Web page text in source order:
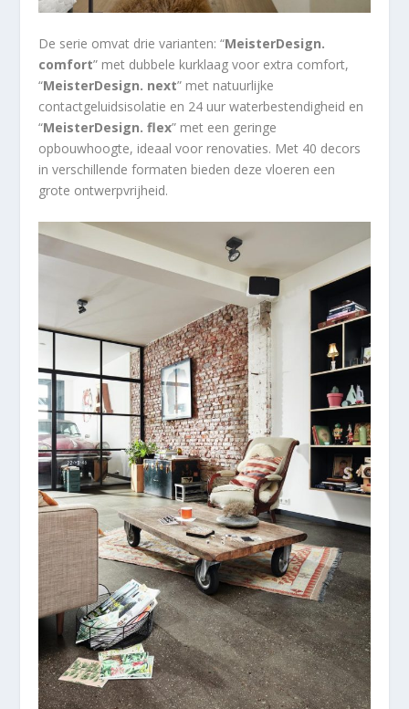
De serie omvat drie varianten: “MeisterDesign.
comfort” met dubbele kurklaag voor extra comfort,
“MeisterDesign. next” met natuurlijke
contactgeluidsisolatie en 24 uur waterbestendigheid en
“MeisterDesign. flex” met een geringe
opbouwhoogte, ideaal voor renovaties. Met 40 decors
in verschillende formaten bieden deze vloeren een
grote ontwerpvrijheid.